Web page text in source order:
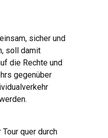
sicher und
soll damit
die Rechte und
gegenüber
quer durch